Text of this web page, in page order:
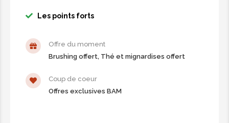
1h de massage aux huiles essentielles
gâteaux marocains et bouteille d'eau
offerts
90,00€
Les points forts
Offre du moment
Brushing offert, Thé et mignardises offert
Coup de coeur
Offres exclusives BAM